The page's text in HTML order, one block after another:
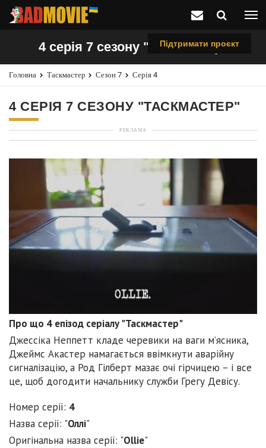
Підтримати проєкт
4 серія 7 сезону "Таскмастер"
Головна Таскмастер Сезон 7 Серія 4
4 СЕРІЯ 7 СЕЗОНУ "ТАСКМАСТЕР"
РЕКЛАМА
Про що 4 епізод серіалу "Таскмастер"
Джессіка Неппетт кладе черевики на ваги м’ясника,
Джеймс Акастер намагається ввімкнути аварійну
сигналізацію, а Род Гілберт мазає очі гірчицею – і все
це, щоб догодити начальнику служби Грегу Девісу.
Номер серії: 4
Назва серії: "Оллі"
Оригінальна назва серії: "Ollie"